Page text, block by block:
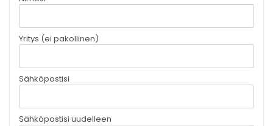
Yritys (ei pakollinen)
Sähköpostisi
Sähköpostisi uudelleen